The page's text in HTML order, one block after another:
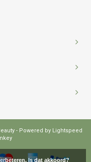
- Powered by Lightspeed
Is dat akkoord?